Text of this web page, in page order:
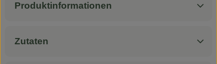
Produktinformationen
Zutaten